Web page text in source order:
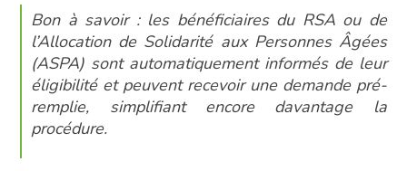
Bon à savoir : les bénéficiaires du RSA ou de
l’Allocation de Solidarité aux Personnes Âgées
(ASPA) sont automatiquement informés de leur
éligibilité et peuvent recevoir une demande pré-
remplie, simplifiant encore davantage la
procédure.